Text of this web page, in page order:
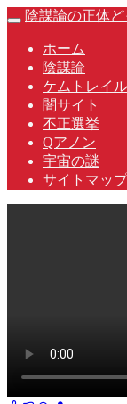
Skip
content
Toggle
陰謀論の正体
ホーム
陰謀論
ケムトレイル
闇サイト
不正選挙
Qアノン
宇宙の謎
サイトマップ